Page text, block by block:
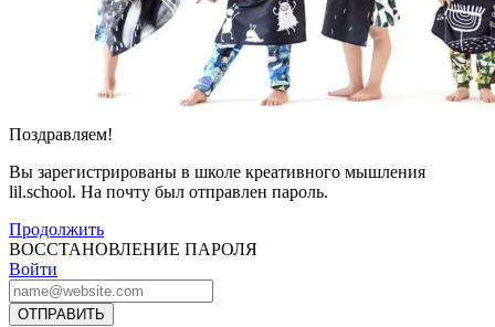
Поздравляем!
Вы зарегистрированы в школе креативного мышления
lil.school. На почту был отправлен пароль.
Продолжить
ВОССТАНОВЛЕНИЕ ПАРОЛЯ
Войти
ОТПРАВИТЬ